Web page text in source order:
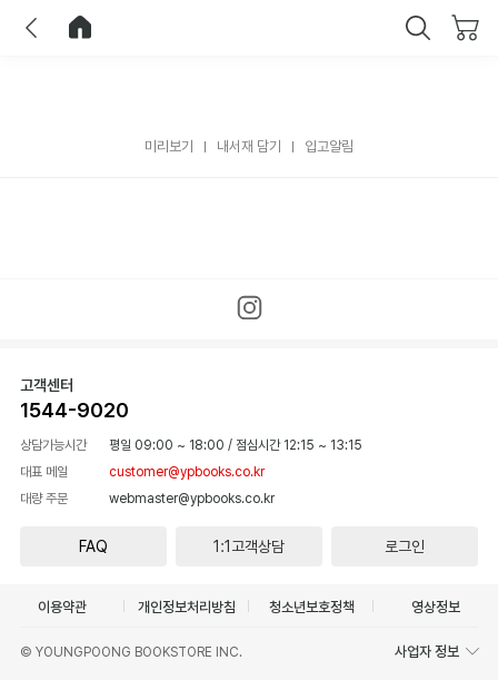
미리보기 내서재 담기 입고알림
고객센터
1544-9020
상담가능시간 평일 09:00 ~ 18:00 / 점심시간 12:15 ~ 13:15
대표 메일
customer@ypbooks.co.kr
대량 주문
webmaster@ypbooks.co.kr
FAQ 1:1고객상담 로그인
이용약관 개인정보처리방침 청소년보호정책 영상정보
© YOUNGPOONG BOOKSTORE INC. 사업자 정보